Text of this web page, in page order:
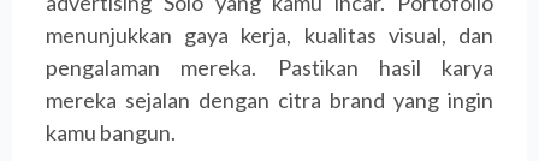
menunjukkan gaya kerja, kualitas visual, dan
pengalaman mereka. Pastikan hasil karya
mereka sejalan dengan citra brand yang ingin
kamu bangun.